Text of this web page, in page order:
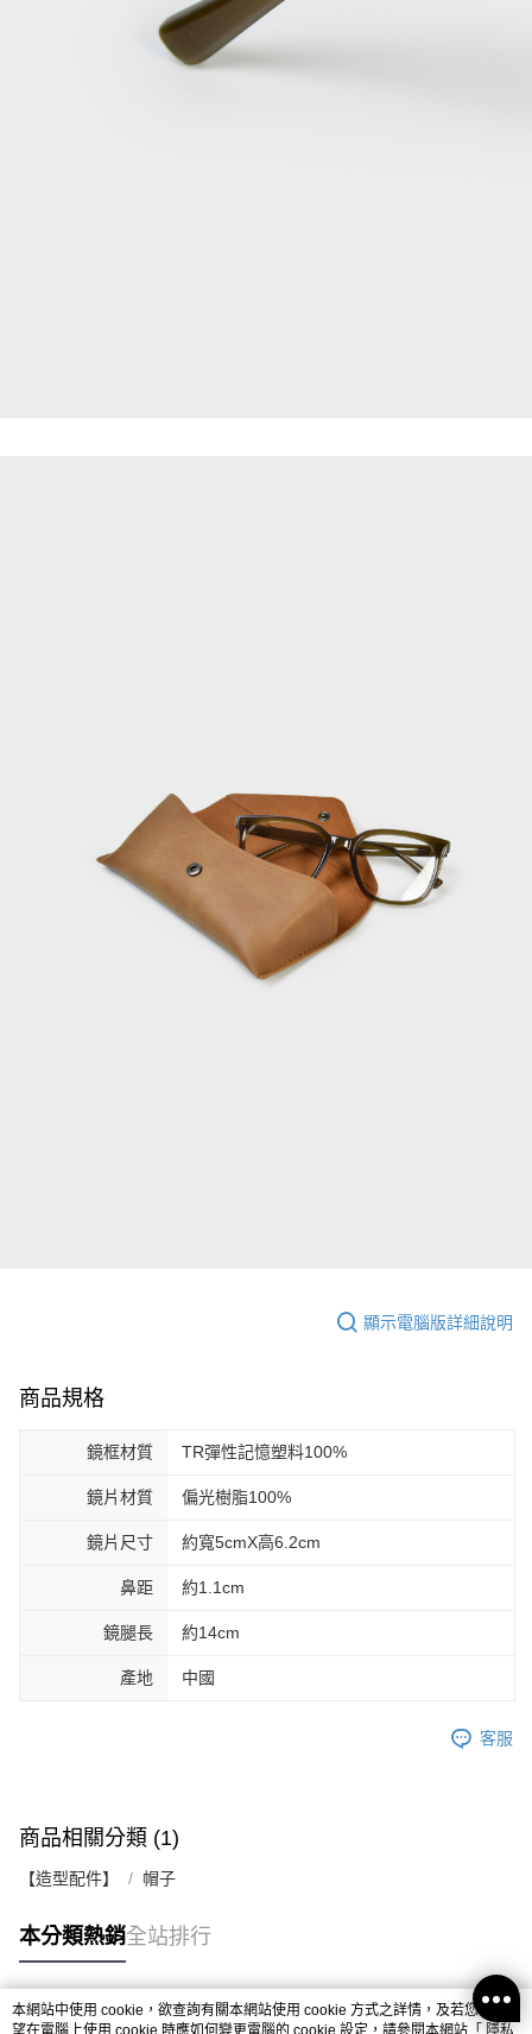
顯示電腦版詳細說明
商品規格
鏡框材質 TR彈性記憶塑料100%
鏡片材質 偏光樹脂100%
鏡片尺寸 約寬5cmX高6.2cm
鼻距 約1.1cm
鏡腿長 約14cm
產地 中國
客服
商品相關分類 (1)
【造型配件】 帽子
本分類熱銷全站排行
熱門標籤
本網站中使用 cookie，欲查詢有關本網站使用 cookie 方式之詳情，及若您不希
望在電腦上使用 cookie 時應如何變更電腦的 cookie 設定，請參閱本網站「 隱私